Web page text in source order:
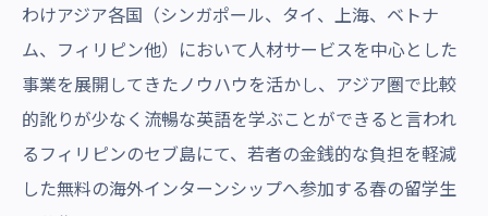
わけアジア各国（シンガポール、タイ、上海、ベトナ
ム、フィリピン他）において人材サービスを中心とした
事業を展開してきたノウハウを活かし、アジア圏で比較
的訛りが少なく流暢な英語を学ぶことができると言われ
るフィリピンのセブ島にて、若者の金銭的な負担を軽減
した無料の海外インターンシップへ参加する春の留学生